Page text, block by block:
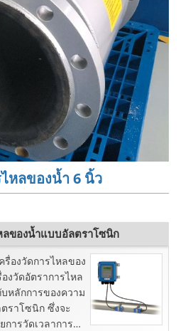
หลของน้ำ 6 นิ้ว
ของน้ำแบบอัลตราโซนิก
องวัดการไหลของ
งวัดอัตราการไหล
หลักการของความ
ราโซนิก ซึ่งจะ
ารวัดเวลาการ